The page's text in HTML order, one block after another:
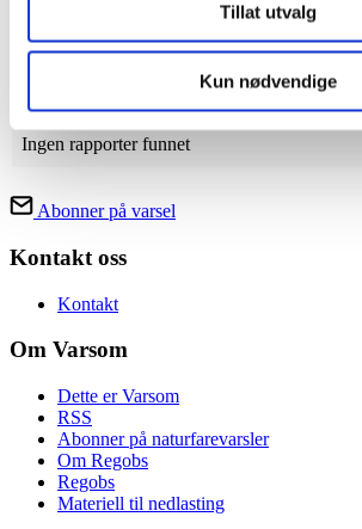
Tillat utvalg
Kun nødvendige
Fra til Hent
Oppsummering
Ingen rapporter funnet
Abonner på varsel
Kontakt oss
Kontakt
Om Varsom
Dette er Varsom
RSS
Abonner på naturfarevarsler
Om Regobs
Regobs
Materiell til nedlasting